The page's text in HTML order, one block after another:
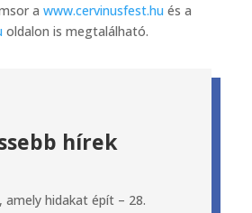
a www.cervinusfest.hu és a
oldalon is megtalálható.
hírek
amely hidakat épít – 28.